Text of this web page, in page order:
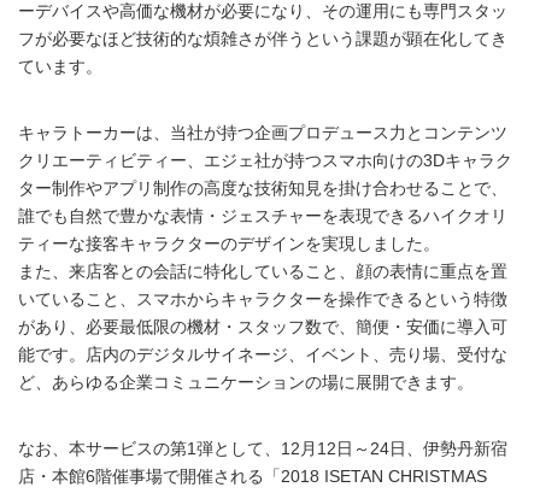
ーデバイスや高価な機材が必要になり、その運用にも専門スタッ
フが必要なほど技術的な煩雑さが伴うという課題が顕在化してき
ています。
キャラトーカーは、当社が持つ企画プロデュース力とコンテンツ
クリエーティビティー、エジェ社が持つスマホ向けの3Dキャラク
ター制作やアプリ制作の高度な技術知見を掛け合わせることで、
誰でも自然で豊かな表情・ジェスチャーを表現できるハイクオリ
ティーな接客キャラクターのデザインを実現しました。
また、来店客との会話に特化していること、顔の表情に重点を置
いていること、スマホからキャラクターを操作できるという特徴
があり、必要最低限の機材・スタッフ数で、簡便・安価に導入可
能です。店内のデジタルサイネージ、イベント、売り場、受付な
ど、あらゆる企業コミュニケーションの場に展開できます。
なお、本サービスの第1弾として、12月12日～24日、伊勢丹新宿
店・本館6階催事場で開催される「2018 ISETAN CHRISTMAS